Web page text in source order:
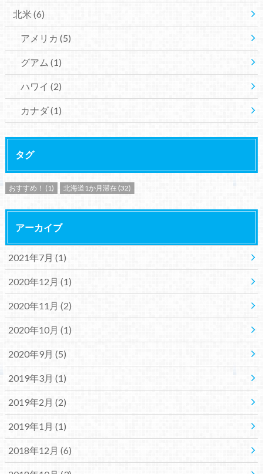
北米(6)
アメリカ (5)
グアム (1)
ハワイ (2)
カナダ(1)
タグ
おすすめ！ (1) 北海道1か月滞在 (32)
アーカイブ
2021年7月 (1)
2020年12月 (1)
2020年11月 (2)
2020年10月 (1)
2020年9月 (5)
2019年3月 (1)
2019年2月 (2)
2019年1月 (1)
2018年12月 (6)